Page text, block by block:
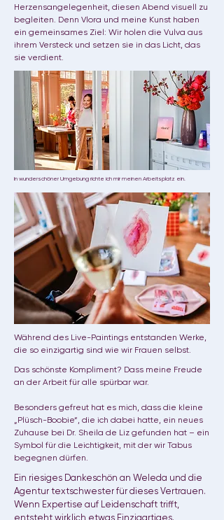
Herzensangelegenheit, diesen Abend visuell zu
begleiten. Denn Vlora und meine Kunst haben
ein gemeinsames Ziel: Wir holen die Vulva aus
ihrem Versteck und setzen sie in das Licht, das
sie verdient.
In wunderschöner Umgebung richte ich mir meinen Arbeitsplatz ein.
​Während des Live-Paintings entstanden Werke,
die so einzigartig sind wie wir Frauen selbst.
Das schönste Kompliment? Dass meine Freude
an der Arbeit für alle spürbar war.
Besonders gefreut hat es mich, dass die kleine
„Plüsch-Boobie“, die ich dabei hatte, ein neues
Zuhause bei Dr. Sheila de Liz gefunden hat – ein
Symbol für die Leichtigkeit, mit der wir Tabus
begegnen dürfen.
Ein riesiges Dankeschön an Weleda und die
Agentur textschwester für dieses Vertrauen.
Wenn Expertise auf Leidenschaft trifft,
entsteht wirklich etwas Einzigartiges.